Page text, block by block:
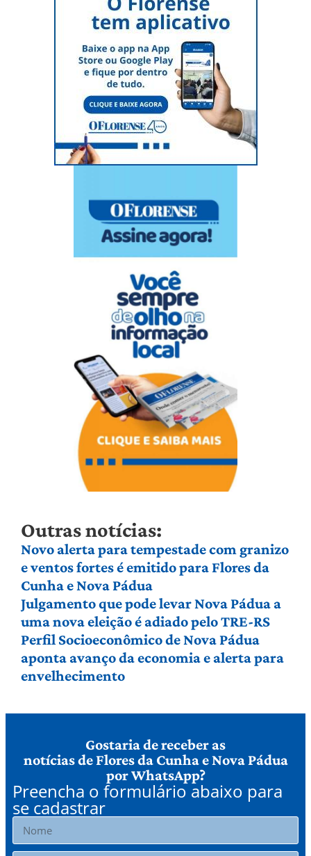
Outras notícias:
Novo alerta para tempestade com granizo
e ventos fortes é emitido para Flores da
Cunha e Nova Pádua
Julgamento que pode levar Nova Pádua a
uma nova eleição é adiado pelo TRE-RS
Perfil Socioeconômico de Nova Pádua
aponta avanço da economia e alerta para
envelhecimento
Gostaria de receber as
notícias de Flores da Cunha e Nova Pádua
por WhatsApp?
Preencha o formulário abaixo para
se cadastrar